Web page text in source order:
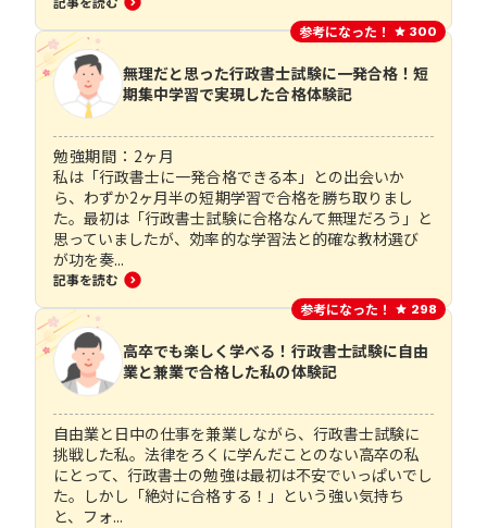
参考になった！ 300
無理だと思った行政書士試験に一発合格！短
期集中学習で実現した合格体験記
勉強期間： 2ヶ月
私は「行政書士に一発合格できる本」との出会いか
ら、わずか2ヶ月半の短期学習で合格を勝ち取りまし
た。最初は「行政書士試験に合格なんて無理だろう」と
思っていましたが、効率的な学習法と的確な教材選び
が功を奏...
記事を読む
参考になった！ 298
高卒でも楽しく学べる！行政書士試験に自由
業と兼業で合格した私の体験記
自由業と日中の仕事を兼業しながら、行政書士試験に
挑戦した私。法律をろくに学んだことのない高卒の私
にとって、行政書士の勉強は最初は不安でいっぱいでし
た。しかし「絶対に合格する！」という強い気持ち
と、フォ...